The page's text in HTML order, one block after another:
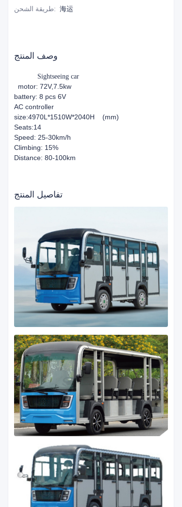
طريقة الشحن: 海运
وصف المنتج
Sightseeing car
motor: 72V,7.5kw
battery: 8 pcs 6V
AC controller
size:4970L*1510W*2040H (mm)
Seats:14
Speed: 25-30km/h
Climbing: 15%
Distance: 80-100km
تفاصيل المنتج